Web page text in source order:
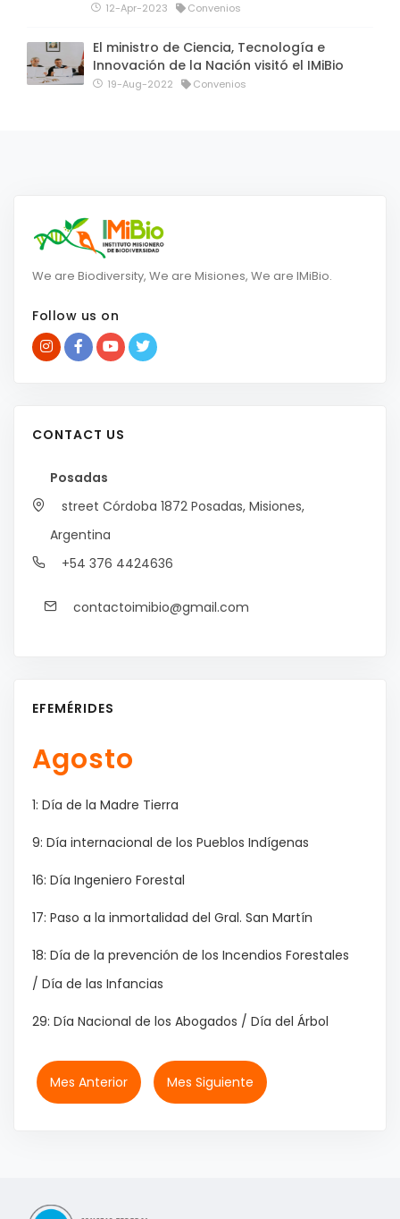
12-Apr-2023 Convenios
El ministro de Ciencia, Tecnología e
Innovación de la Nación visitó el IMiBio
19-Aug-2022 Convenios
We are Biodiversity, We are Misiones, We are IMiBio.
Follow us on
CONTACT US
Posadas
street Córdoba 1872 Posadas, Misiones,
Argentina
+54 376 4424636
contactoimibio@gmail.com
EFEMÉRIDES
Agosto
1: Día de la Madre Tierra
9: Día internacional de los Pueblos Indígenas
16: Día Ingeniero Forestal
17: Paso a la inmortalidad del Gral. San Martín
18: Día de la prevención de los Incendios Forestales
/ Día de las Infancias
29: Día Nacional de los Abogados / Día del Árbol
Mes Anterior Mes Siguiente